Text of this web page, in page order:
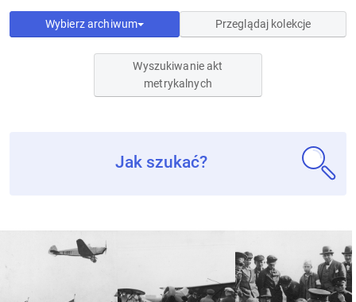
Wybierz archiwum Przeglądaj kolekcje
Wyszukiwanie akt
metrykalnych
Jak szukać?